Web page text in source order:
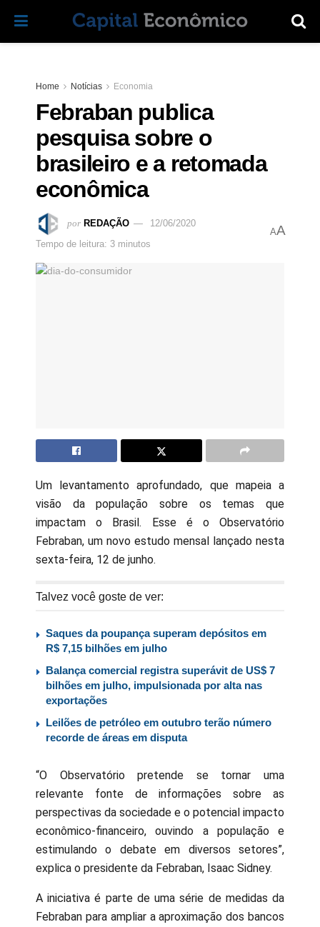
Home Notícias Economia
Febraban publica
pesquisa sobre o
brasileiro e a retomada
econômica
por REDAÇÃO
12/06/2020
Tempo de leitura: 3 minutos
AA
Um levantamento aprofundado, que mapeia a
visão da população sobre os temas que
impactam o Brasil. Esse é o Observatório
Febraban, um novo estudo mensal lançado nesta
sexta-feira, 12 de junho.
Talvez você goste de ver:
Saques da poupança superam depósitos em
R$ 7,15 bilhões em julho
Balança comercial registra superávit de US$ 7
bilhões em julho, impulsionada por alta nas
exportações
Leilões de petróleo em outubro terão número
recorde de áreas em disputa
“O Observatório pretende se tornar uma
relevante fonte de informações sobre as
perspectivas da sociedade e o potencial impacto
econômico-financeiro, ouvindo a população e
estimulando o debate em diversos setores”,
explica o presidente da Febraban, Isaac Sidney.
A iniciativa é parte de uma série de medidas da
Febraban para ampliar a aproximação dos bancos